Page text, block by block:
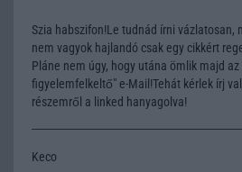
Szia habszifon!Le tudnád írni vázlatosan,
nem vagyok hajlandó csak egy cikkért
Pláne nem úgy, hogy utána ömlik majd
figyelemfelkeltő" e-Mail!Tehát kérlek írj
részemről a linked hanyagolva!
Keco